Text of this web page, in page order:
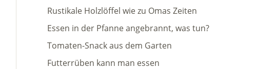
Rustikale Holzlöffel wie zu Omas Zeiten
Essen in der Pfanne angebrannt, was tun?
Tomaten-Snack aus dem Garten
Futterrüben kann man essen